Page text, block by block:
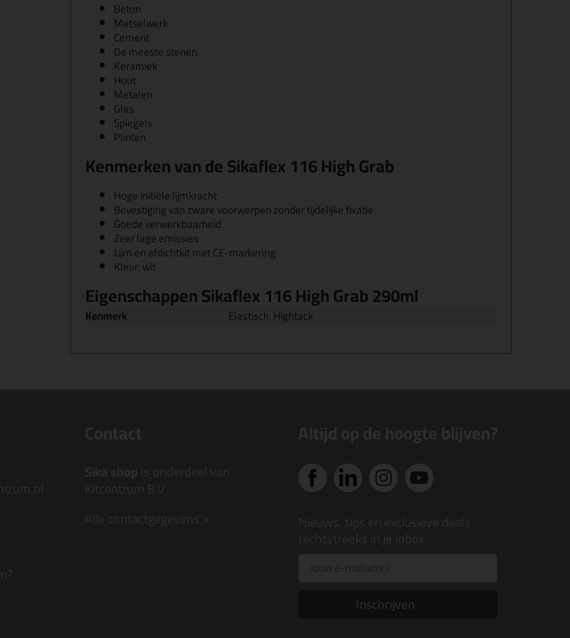
Beton
Metselwerk
Cement
De meeste stenen
Keramiek
Hout
Metalen
Glas
Spiegels
Plinten
Kenmerken van de Sikaflex 116 High Grab
Hoge initiële lijmkracht
Bevestiging van zware voorwerpen zonder tijdelijke fixatie
Goede verwerkbaarheid
Zeer lage emissies
Lijm en afdichtkit met CE-markering
Kleur: wit
Eigenschappen Sikaflex 116 High Grab 290ml
Kenmerk Elastisch, Hightack
Inschrijven